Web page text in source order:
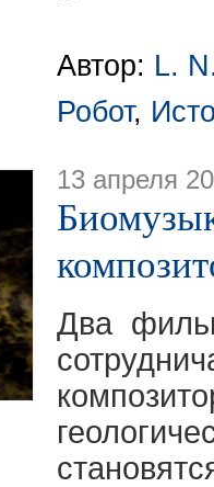
Автор: L.
Робот,
13 апреля
Два